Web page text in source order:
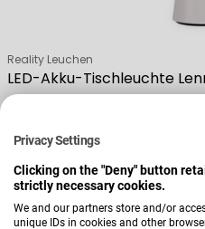
Privacy Settings
Clicking on the "Deny" button
strictly necessary cookies.
We and our partners store and/or
unique IDs in cookies and other
LED-Akku-Tischleuchte
Verkäufer:
Reality Leuchen
Verkaufspreis
25,00 €
Regulärer Preis
51,99 €